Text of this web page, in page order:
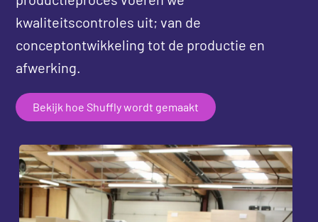
kwaliteitscontroles uit; van de
conceptontwikkeling tot de productie en
afwerking.
Bekijk hoe Shuffly wordt gemaakt